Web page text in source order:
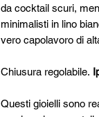
da cocktail scuri,
minimalisti in lino
vero capolavoro di
Chiusura regolabile.
Questi gioielli sono